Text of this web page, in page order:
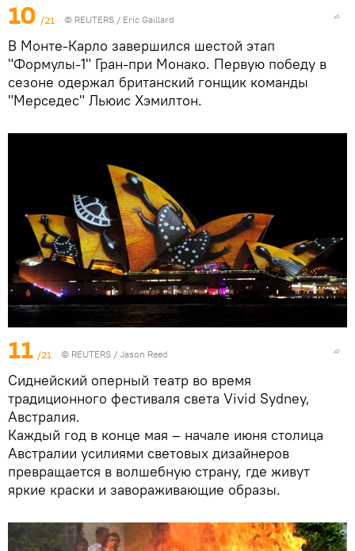
10 /21 © REUTERS / Eric Gaillard
В Монте-Карло завершился шестой этап
"Формулы-1" Гран-при Монако. Первую победу в
сезоне одержал британский гонщик команды
"Мерседес" Льюис Хэмилтон.
11 /21 © REUTERS / Jason Reed
Сиднейский оперный театр во время
традиционного фестиваля света Vivid Sydney,
Австралия.
Каждый год в конце мая – начале июня столица
Австралии усилиями световых дизайнеров
превращается в волшебную страну, где живут
яркие краски и завораживающие образы.